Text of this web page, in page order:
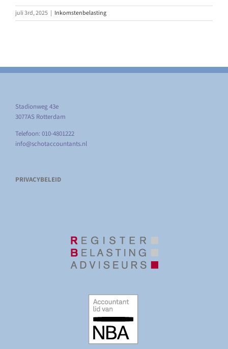
juli 3rd, 2025 | Inkomstenbelasting
Stadionweg 43e
3077AS Rotterdam
Telefoon: 010-4801222
info@schotaccountants.nl
PRIVACYBELEID